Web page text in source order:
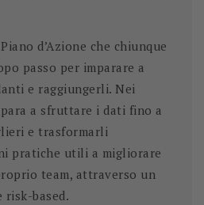
d’Azione che chiunque
passo per imparare a
e raggiungerli. Nei
a sfruttare i dati fino a
e trasformarli
pratiche utili a migliorare
team, attraverso un
risk-based.